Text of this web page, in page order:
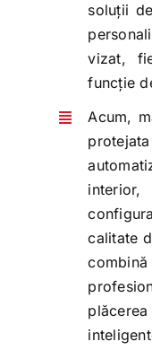
soluții
vizat,
funcție
Acum,
calitate